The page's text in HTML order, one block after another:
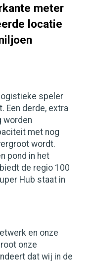
meter
locatie
speler
Een derde, extra
worden
met nog
wordt.
pond in het
de regio 100
Hub staat in
en onze
onze
dat wij in de